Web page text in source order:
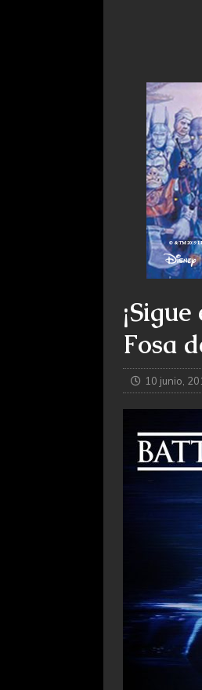
Fosa
10 junio,